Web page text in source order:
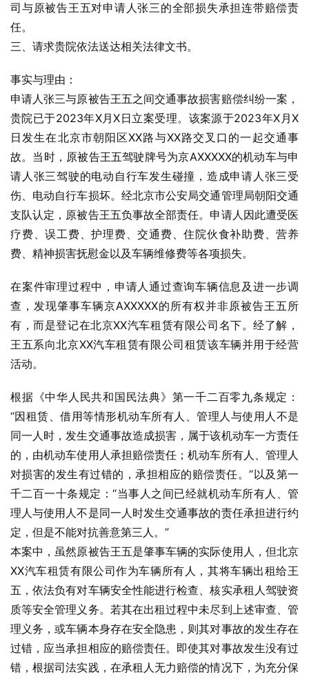
司与原被告王五对申请人张三的全部损失承担连带赔偿责
任。
三、请求贵院依法送达相关法律文书。
事实与理由：
申请人张三与原被告王五之间交通事故损害赔偿纠纷一案，
贵院已于2023年X月X日立案受理。该案源于2023年X月X
日发生在北京市朝阳区XX路与XX路交叉口的一起交通事
故。当时，原被告王五驾驶牌号为京AXXXXX的机动车与申
请人张三驾驶的电动自行车发生碰撞，造成申请人张三受
伤、电动自行车损坏。经北京市公安局交通管理局朝阳交通
支队认定，原被告王五负事故全部责任。申请人因此遭受医
疗费、误工费、护理费、交通费、住院伙食补助费、营养
费、精神损害抚慰金以及车辆维修费等各项损失。
在案件审理过程中，申请人通过查询车辆信息及进一步调
查，发现肇事车辆京AXXXXX的所有权并非原被告王五所
有，而是登记在北京XX汽车租赁有限公司名下。经了解，
王五系向北京XX汽车租赁有限公司租赁该车辆并用于经营
活动。
根据《中华人民共和国民法典》第一千二百零九条规定：
“因租赁、借用等情形机动车所有人、管理人与使用人不是
同一人时，发生交通事故造成损害，属于该机动车一方责任
的，由机动车使用人承担赔偿责任；机动车所有人、管理人
对损害的发生有过错的，承担相应的赔偿责任。”以及第一
千二百一十条规定：“当事人之间已经就机动车所有人、管
理人与使用人不是同一人时发生交通事故的责任承担进行约
定，但是不能对抗善意第三人。”
本案中，虽然原被告王五是肇事车辆的实际使用人，但北京
XX汽车租赁有限公司作为车辆所有人，其将车辆出租给王
五，依法负有对车辆安全性能进行检查、核实承租人驾驶资
质等安全管理义务。若其在出租过程中未尽到上述审查、管
理义务，或车辆本身存在安全隐患，则其对事故的发生存在
过错，应当承担相应的赔偿责任。即使其对事故发生没有过
错，根据司法实践，在承租人无力赔偿的情况下，为充分保